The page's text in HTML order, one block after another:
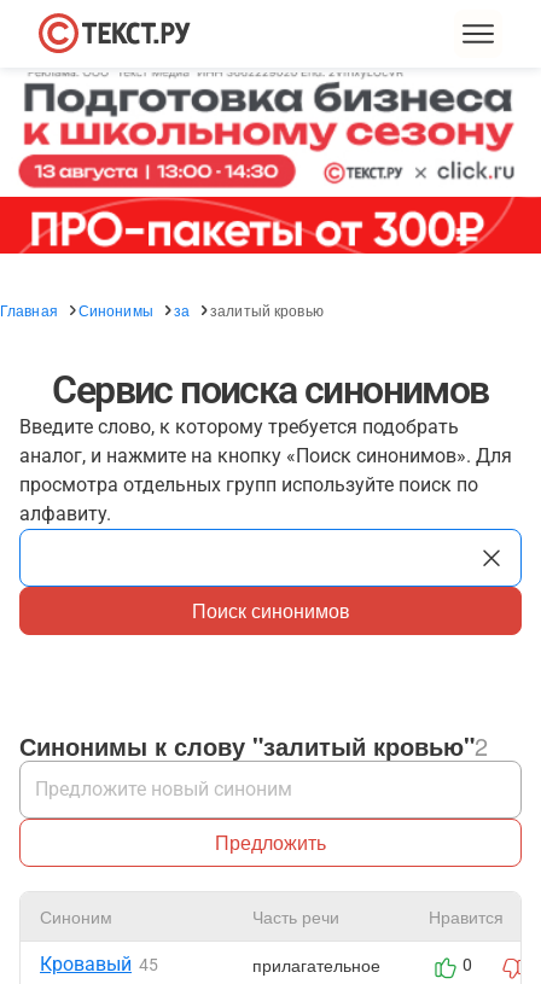
Главная Синонимы за залитый кровью
Сервис поиска синонимов
Введите слово, к которому требуется подобрать
аналог, и нажмите на кнопку «Поиск синонимов». Для
просмотра отдельных групп используйте поиск по
алфавиту.
Поиск синонимов
Синонимы к слову "залитый кровью"2
Предложить
Синоним Часть речи Нравится
Кровавый 45 прилагательное 0